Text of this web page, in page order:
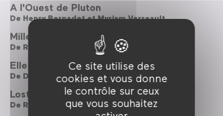
Ce site utilise des
cookies et vous donne
le contrôle sur ceux
que vous souhaitez
A l'Ouest de Pluton
De Henry Bernadet et Myriam Verreault
Mille neuf cent quatre-vingt-un
De Ricardo Trogi
Elle veut le chaos
De Denis Côté
Lost Song
De Rodrigue Jean